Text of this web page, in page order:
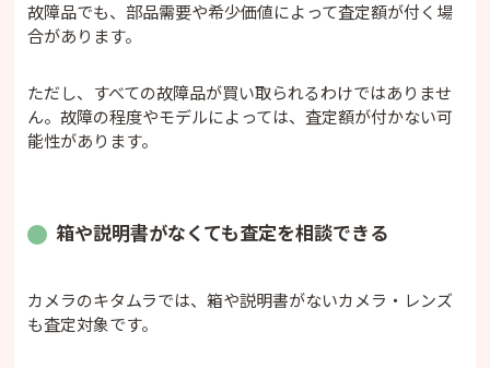
故障品でも、部品需要や希少価値によって査定額が付く場
合があります。
ただし、すべての故障品が買い取られるわけではありませ
ん。故障の程度やモデルによっては、査定額が付かない可
能性があります。
箱や説明書がなくても査定を相談できる
カメラのキタムラでは、箱や説明書がないカメラ・レンズ
も査定対象です。